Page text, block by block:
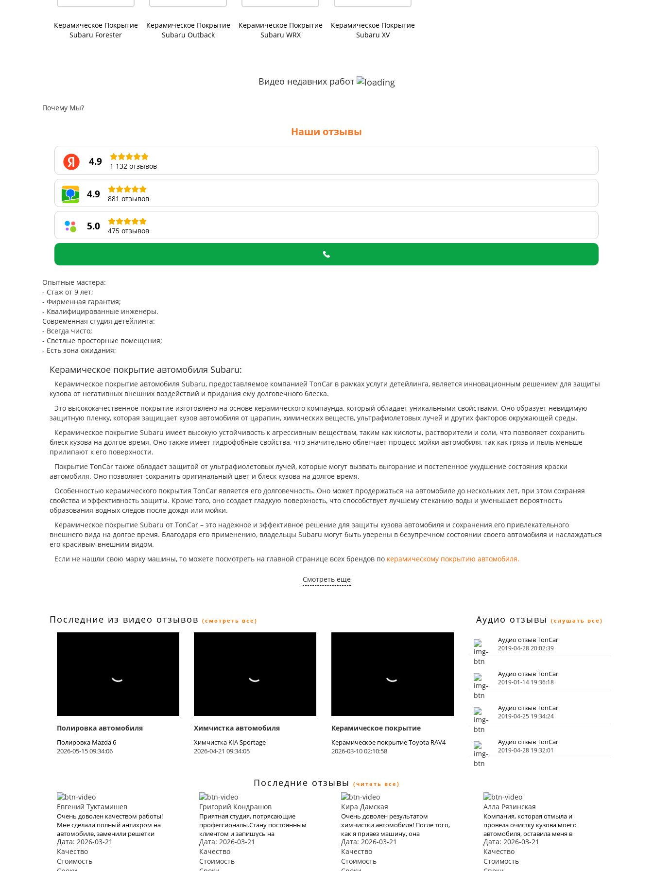
Керамическое Покрытие
Subaru Forester
Керамическое Покрытие
Subaru Outback
Керамическое Покрытие
Subaru WRX
Керамическое Покрытие
Subaru XV
Видео недавних работ
Почему Мы?
Наши отзывы
4.9 1 132 отзывов
4.9 881 отзывов
5.0 475 отзывов
Опытные мастера:
- Стаж от 9 лет;
- Фирменная гарантия;
- Квалифицированные инженеры.
Современная студия детейлинга:
- Всегда чисто;
- Светлые просторные помещения;
- Есть зона ожидания;
Керамическое покрытие автомобиля Subaru:
Керамическое покрытие автомобиля Subaru, предоставляемое компанией TonCar в рамках услуги детейлинга, является инновационным решением для защиты
кузова от негативных внешних воздействий и придания ему долговечного блеска.
Это высококачественное покрытие изготовлено на основе керамического компаунда, который обладает уникальными свойствами. Оно образует невидимую
защитную пленку, которая защищает кузов автомобиля от царапин, химических веществ, ультрафиолетовых лучей и других факторов окружающей среды.
Керамическое покрытие Subaru имеет высокую устойчивость к агрессивным веществам, таким как кислоты, растворители и соли, что позволяет сохранить
блеск кузова на долгое время. Оно также имеет гидрофобные свойства, что значительно облегчает процесс мойки автомобиля, так как грязь и пыль меньше
прилипают к его поверхности.
Покрытие TonCar также обладает защитой от ультрафиолетовых лучей, которые могут вызвать выгорание и постепенное ухудшение состояния краски
автомобиля. Оно позволяет сохранить оригинальный цвет и блеск кузова на долгое время.
Особенностью керамического покрытия TonCar является его долговечность. Оно может продержаться на автомобиле до нескольких лет, при этом сохраняя
свойства и эффективность защиты. Кроме того, оно создает гладкую поверхность, что способствует лучшему стеканию воды и уменьшает вероятность
образования водных следов после дождя или мойки.
Керамическое покрытие Subaru от TonCar – это надежное и эффективное решение для защиты кузова автомобиля и сохранения его привлекательного
внешнего вида на долгое время. Благодаря его применению, владельцы Subaru могут быть уверены в безупречном состоянии своего автомобиля и наслаждаться
его красивым внешним видом.
Если не нашли свою марку машины, то можете посмотреть на главной странице всех брендов по керамическому покрытию автомобиля.
Смотреть еще
Последние из видео отзывов (смотреть все) Аудио отзывы (слушать все)
Полировка автомобиля
Полировка Mazda 6
2026-05-15 09:34:06
Химчистка автомобиля
Химчистка KIA Sportage
2026-04-21 09:34:05
Керамическое покрытие
Керамическое покрытие Toyota RAV4
2026-03-10 02:10:58
Аудио отзыв TonCar
2019-04-28 20:02:39
Аудио отзыв TonCar
2019-01-14 19:36:18
Аудио отзыв TonCar
2019-04-25 19:34:24
Аудио отзыв TonCar
2019-04-28 19:32:01
Последние отзывы (читать все)
Евгений Туктамишев
Очень доволен качеством работы!
Мне сделали полный антихром на
автомобиле, заменили решетки
радиатора и покрыли его жидким
стеклом. Результат просто
потрясающий!
Дата: 2026-03-21
Качество
Стоимость
Григорий Кондрашов
Приятная студия, потрясающие
профессионалы.Стану постоянным
клиентом и запишусь на
дальнейшие «процедуры»
Дата: 2026-03-21
Качество
Стоимость
Кира Дамская
Очень доволен результатом
химчистки автомобиля! После того,
как я привез машину, она
преобразилась вновь. Кожаные
сиденья стали мягкими и
приятными на ощупь, а салон
наполнился приятным запахом.
Дата: 2026-03-21
Качество
Стоимость
Алла Рязинская
Компания, которая отмыла и
провела очистку кузова моего
автомобиля, оставила меня в
полном восторге! Результат
превзошел все мои ожидания.
Теперь моя машина выглядит так,
словно только что сошла с
Дата: 2026-03-21
Качество
Стоимость